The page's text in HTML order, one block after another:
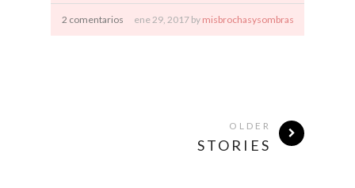
2 comentarios ene29, 2017 by misbrochasysombras
OLDER
STORIES